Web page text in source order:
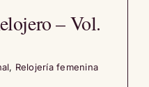
– Vol.
, Relojería femenina